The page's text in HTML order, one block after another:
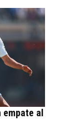
empate al